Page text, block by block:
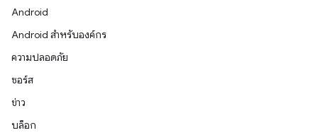
Android
Android สำหรับองค์กร
ความปลอดภัย
ซอร์ส
ข่าว
บล็อก